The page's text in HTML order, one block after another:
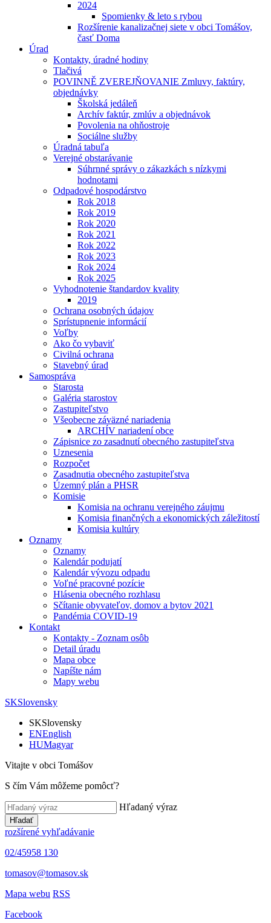
2024
Spomienky & leto s rybou
Rozšírenie kanalizačnej siete v obci Tomášov,
časť Doma
Úrad
Kontakty, úradné hodiny
Tlačivá
POVINNĚ ZVEREJŇOVANIE Zmluvy, faktúry,
objednávky
Školská jedáleň
Archív faktúr, zmlúv a objednávok
Povolenia na ohňostroje
Sociálne služby
Úradná tabuľa
Verejné obstarávanie
Súhrnné správy o zákazkách s nízkymi
hodnotami
Odpadové hospodárstvo
Rok 2018
Rok 2019
Rok 2020
Rok 2021
Rok 2022
Rok 2023
Rok 2024
Rok 2025
Vyhodnotenie štandardov kvality
2019
Ochrana osobných údajov
Sprístupnenie informácií
Voľby
Ako čo vybaviť
Civilná ochrana
Stavebný úrad
Samospráva
Starosta
Galéria starostov
Zastupiteľstvo
Všeobecne záväzné nariadenia
ARCHÍV nariadení obce
Zápisnice zo zasadnutí obecného zastupiteľstva
Uznesenia
Rozpočet
Zasadnutia obecného zastupiteľstva
Územný plán a PHSR
Komisie
Komisia na ochranu verejného záujmu
Komisia finančných a ekonomických záležitostí
Komisia kultúry
Oznamy
Oznamy
Kalendár podujatí
Kalendár vývozu odpadu
Voľné pracovné pozície
Hlásenia obecného rozhlasu
Sčítanie obyvateľov, domov a bytov 2021
Pandémia COVID-19
Kontakt
Kontakty - Zoznam osôb
Detail úradu
Mapa obce
Napíšte nám
Mapy webu
SKSlovensky
SKSlovensky
ENEnglish
HUMagyar
Vitajte v obci Tomášov
S čím Vám môžeme pomôcť?
Hľadaný výraz
Hľadať
rozšírené vyhľadávanie
02/45958 130
tomasov@tomasov.sk
Mapa webu RSS
Facebook